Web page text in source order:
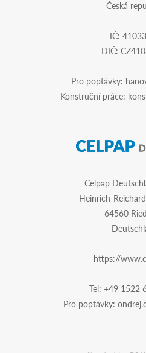
Česká
IČ:
DIČ:
Pro poptávky:
Konstruční práce:
Celpap
Heinrich-
64560
https://
Tel: +49 1522
Pro poptávky: